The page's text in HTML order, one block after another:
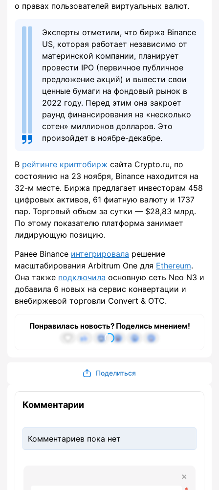
о правах пользователей виртуальных валют.
Эксперты отметили, что биржа Binance
US, которая работает независимо от
материнской компании, планирует
провести IPO (первичное публичное
предложение акций) и вывести свои
ценные бумаги на фондовый рынок в
2022 году. Перед этим она закроет
раунд финансирования на «несколько
сотен» миллионов долларов. Это
произойдет в ноябре-декабре.
В рейтинге криптобирж сайта Crypto.ru, по
состоянию на 23 ноября, Binance находится на
32-м месте. Биржа предлагает инвесторам 458
цифровых активов, 61 фиатную валюту и 1737
пар. Торговый объем за сутки — $28,83 млрд.
По этому показателю платформа занимает
лидирующую позицию.
Ранее Binance интегрировала решение
масштабирования Arbitrum One для Ethereum.
Она также подключила основную сеть Neo N3 и
добавила 6 новых на сервис конвертации и
внебиржевой торговли Convert & OTC.
Понравилась новость? Поделись мнением!
Поделиться
Комментарии
Комментариев пока нет